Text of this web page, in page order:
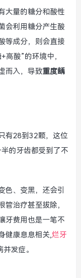
大量的糖分和酸性
会利用糖分产生酸
等成分，则会直接
高酸”的环境中，
而入，导致重度龋
有28到32颗，这位
的牙齿都受到了不
色、变黑，还会引
治疗甚至拔除，
牙费用也是一笔不
健康息息相关,烂牙
发症。